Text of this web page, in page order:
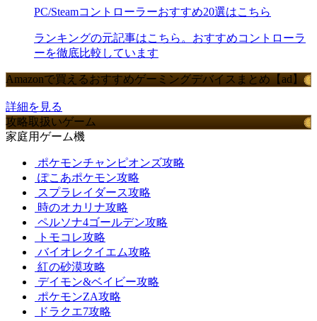
PC/Steamコントローラーおすすめ20選はこちら
ランキングの元記事はこちら。おすすめコントローラ
ーを徹底比較しています
Amazonで買えるおすすめゲーミングデバイスまとめ【ad】
詳細を見る
攻略取扱いゲーム
家庭用ゲーム機
ポケモンチャンピオンズ攻略
ぽこあポケモン攻略
スプラレイダース攻略
時のオカリナ攻略
ペルソナ4ゴールデン攻略
トモコレ攻略
バイオレクイエム攻略
紅の砂漠攻略
デイモン&ベイビー攻略
ポケモンZA攻略
ドラクエ7攻略